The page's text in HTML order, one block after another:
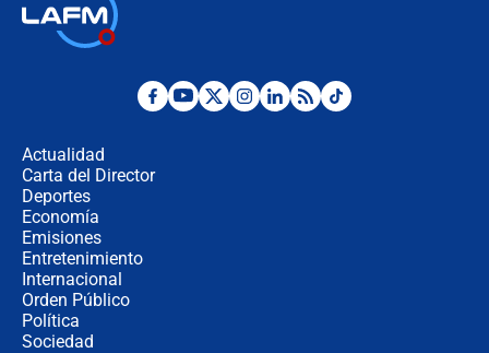
"No hubo fraude ni posibilidad de
Actualidad
Carta del Director
Deportes
Economía
Emisiones
Entretenimiento
Internacional
Orden Público
Política
Sociedad